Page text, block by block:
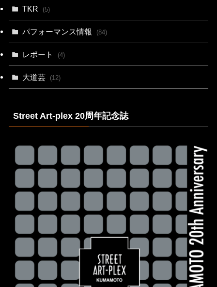
TKR (5)
パフォーマンス情報 (84)
レポート (4)
大道芸 (12)
Street Art-plex 20周年記念誌